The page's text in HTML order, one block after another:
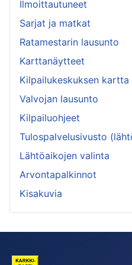
Ilmoittautuneet
Sarjat ja matkat
Ratamestarin lausunto
Karttanäytteet
Kilpailukeskuksen kartta
Valvojan lausunto
Kilpailuohjeet
Tulospalvelusivusto
Lähtöaikojen valinta
Arvontapalkinnot
Kisakuvia